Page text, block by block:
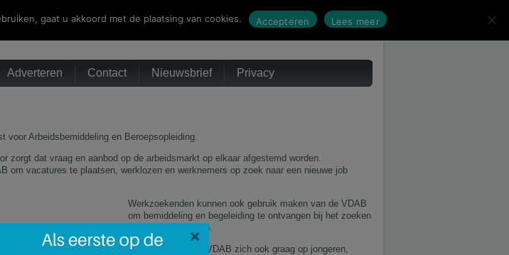
Adverteren Contact Nieuwsbrief Privacy
voor Arbeidsbemiddeling en Beroepsopleiding.
zorgt dat vraag en aanbod op de arbeidsmarkt op elkaar afgestemd worden.
om vacatures te plaatsen, werklozen en werknemers op zoek naar een nieuwe job
Werkzoekenden kunnen ook gebruik maken van de VDAB
om bemiddeling en begeleiding te ontvangen bij het zoeken
naar een nieuwe job.
Daarnaast richt de VDAB zich ook graag op jongeren,
gaat u akkoord met de plaatsing van cookies. Accepteren Lees meer
×